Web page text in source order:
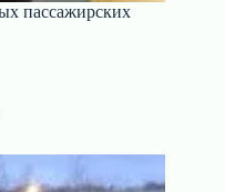
пассажирских